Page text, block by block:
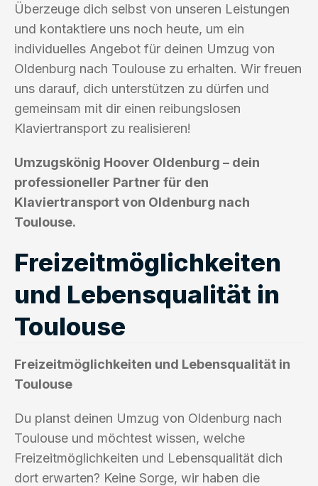
Überzeuge dich selbst von unseren Leistungen
und kontaktiere uns noch heute, um ein
individuelles Angebot für deinen Umzug von
Oldenburg nach Toulouse zu erhalten. Wir freuen
uns darauf, dich unterstützen zu dürfen und
gemeinsam mit dir einen reibungslosen
Klaviertransport zu realisieren!
Umzugskönig Hoover Oldenburg – dein
professioneller Partner für den
Klaviertransport von Oldenburg nach
Toulouse.
Freizeitmöglichkeiten
und Lebensqualität in
Toulouse
Freizeitmöglichkeiten und Lebensqualität in
Toulouse
Du planst deinen Umzug von Oldenburg nach
Toulouse und möchtest wissen, welche
Freizeitmöglichkeiten und Lebensqualität dich
dort erwarten? Keine Sorge, wir haben die